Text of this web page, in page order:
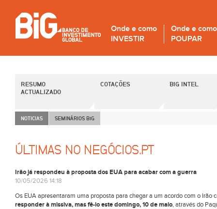
Onde e como
INVESTIR
Onde e como
POUPAR
RESUMO
ACTUALIZADO
COTAÇÕES BIG INTEL
NOTICIAS SEMINÁRIOS BiG
ÚLTIMAS NO NEGÓCIOS.PT
Irão já respondeu à proposta dos EUA para acabar com a guerra
10/05/2026 14:18
Os EUA apresentaram uma proposta para chegar a um acordo com o
responder à missiva, mas fê-lo este domingo, 10 de maio, através do